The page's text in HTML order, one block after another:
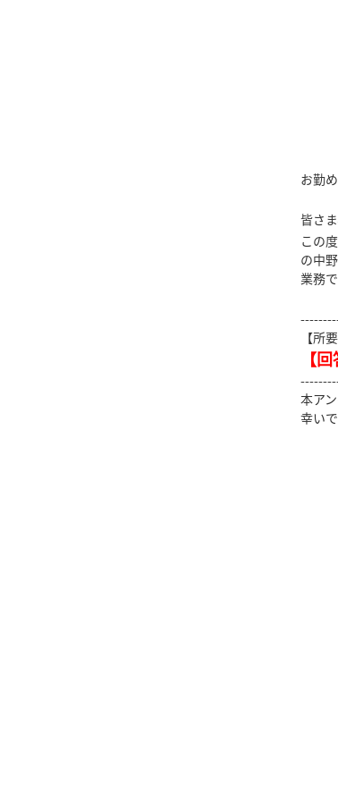
お勤
皆さ
この度
の中
業務
【所
【
本ア
幸いで